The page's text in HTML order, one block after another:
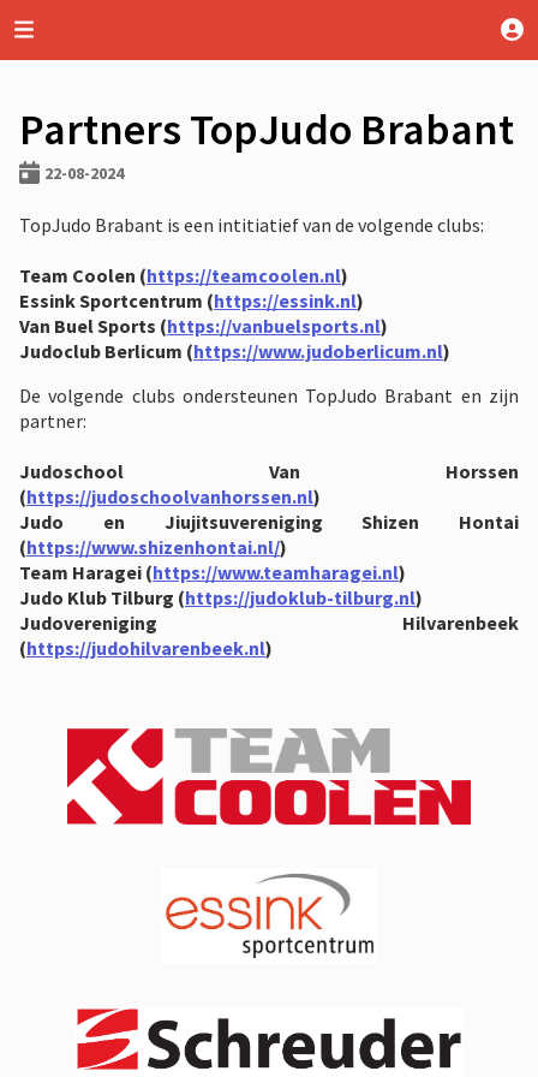
Partners TopJudo Brabant
22-08-2024
TopJudo Brabant is een intitiatief van de volgende clubs:
Team Coolen (https://teamcoolen.nl)
Essink Sportcentrum (https://essink.nl)
Van Buel Sports (https://vanbuelsports.nl)
Judoclub Berlicum (https://www.judoberlicum.nl)
De volgende clubs ondersteunen TopJudo Brabant en zijn
partner:
Judoschool Van Horssen
(https://judoschoolvanhorssen.nl)
Judo en Jiujitsuvereniging Shizen Hontai
(https://www.shizenhontai.nl/)
Team Haragei (https://www.teamharagei.nl)
Judo Klub Tilburg (https://judoklub-tilburg.nl)
Judovereniging Hilvarenbeek
(https://judohilvarenbeek.nl)